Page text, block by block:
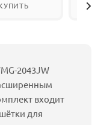
2043JW
входит
для